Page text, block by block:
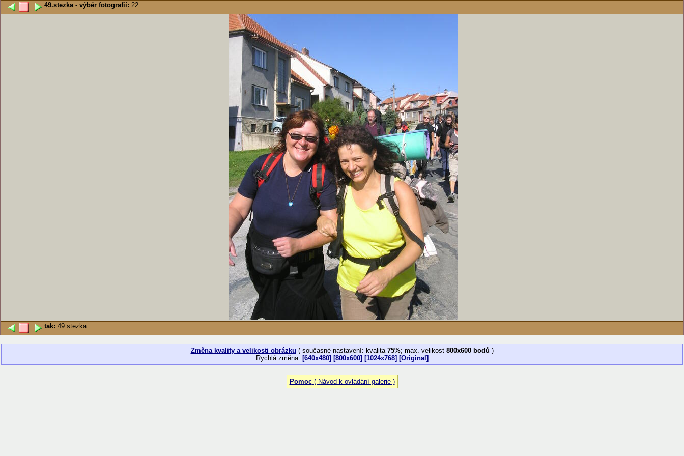
49.stezka - výběr fotografií: 22
tak: 49.stezka
Změna kvality a velikosti obrázku ( současné nastavení: kvalita 75%; max. velikost 800x600 bodů )
Rychlá změna: [640x480] [800x600] [1024x768] [Original]
Pomoc( Návod k ovládání galerie )